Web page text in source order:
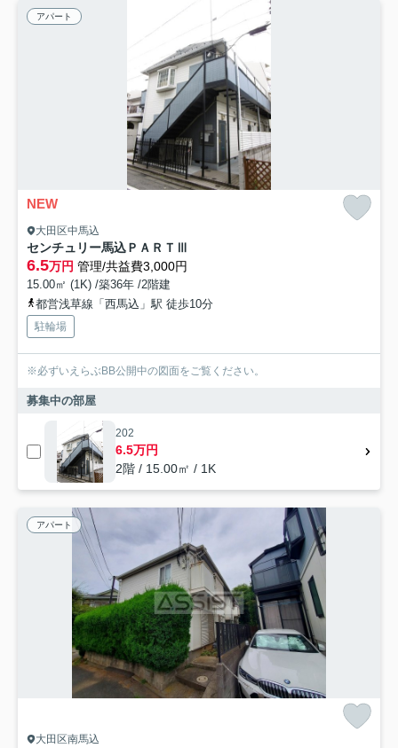
アパート
NEW
大田区中馬込
センチュリー馬込ＰＡＲＴⅢ
6.5万円 管理/共益費3,000円
15.00㎡ (1K) /築36年 /2階建
都営浅草線「西馬込」駅 徒歩10分
駐輪場
※必ずいえらぶBB公開中の図面をご覧ください。
募集中の部屋
202
6.5万円
2階 / 15.00㎡ / 1K
アパート
大田区南馬込